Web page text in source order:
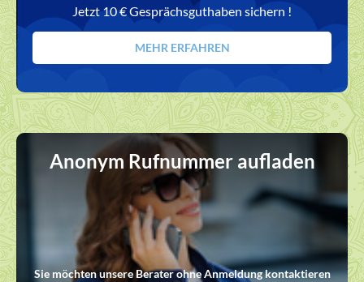
Jetzt 10 € Gesprächsguthaben sichern !
MEHR ERFAHREN
Anonym Rufnummer aufladen
Sie möchten unsere Berater ohne Anmeldung kontaktieren